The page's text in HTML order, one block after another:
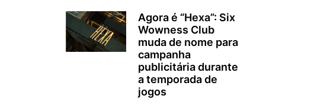
Agora é “Hexa”: Six
Wowness Club
muda de nome para
campanha
publicitária durante
a temporada de
jogos